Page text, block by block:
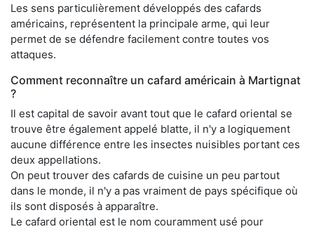
Les sens particulièrement développés des cafards
américains, représentent la principale arme, qui leur
permet de se défendre facilement contre toutes vos
attaques.
Comment reconnaître un cafard américain à Martignat
?
Il est capital de savoir avant tout que le cafard oriental se
trouve être également appelé blatte, il n'y a logiquement
aucune différence entre les insectes nuisibles portant ces
deux appellations.
On peut trouver des cafards de cuisine un peu partout
dans le monde, il n'y a pas vraiment de pays spécifique où
ils sont disposés à apparaître.
Le cafard oriental est le nom couramment usé pour